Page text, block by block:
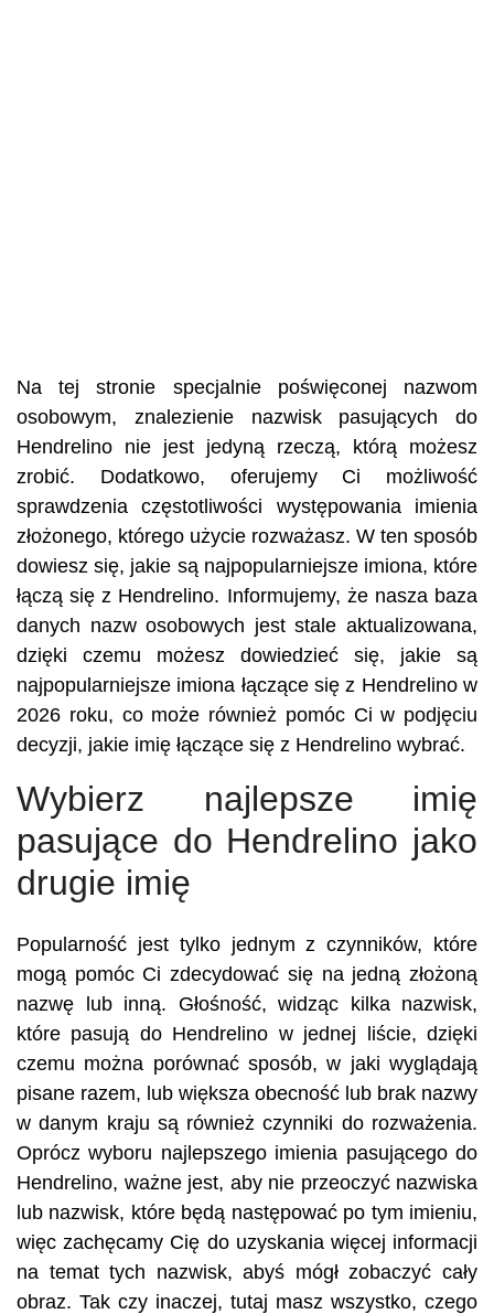
Na tej stronie specjalnie poświęconej nazwom
osobowym, znalezienie nazwisk pasujących do
Hendrelino nie jest jedyną rzeczą, którą możesz
zrobić. Dodatkowo, oferujemy Ci możliwość
sprawdzenia częstotliwości występowania imienia
złożonego, którego użycie rozważasz. W ten sposób
dowiesz się, jakie są najpopularniejsze imiona, które
łączą się z Hendrelino. Informujemy, że nasza baza
danych nazw osobowych jest stale aktualizowana,
dzięki czemu możesz dowiedzieć się, jakie są
najpopularniejsze imiona łączące się z Hendrelino w
2026 roku, co może również pomóc Ci w podjęciu
decyzji, jakie imię łączące się z Hendrelino wybrać.
Wybierz najlepsze imię
pasujące do Hendrelino jako
drugie imię
Popularność jest tylko jednym z czynników, które
mogą pomóc Ci zdecydować się na jedną złożoną
nazwę lub inną. Głośność, widząc kilka nazwisk,
które pasują do Hendrelino w jednej liście, dzięki
czemu można porównać sposób, w jaki wyglądają
pisane razem, lub większa obecność lub brak nazwy
w danym kraju są również czynniki do rozważenia.
Oprócz wyboru najlepszego imienia pasującego do
Hendrelino, ważne jest, aby nie przeoczyć nazwiska
lub nazwisk, które będą następować po tym imieniu,
więc zachęcamy Cię do uzyskania więcej informacji
na temat tych nazwisk, abyś mógł zobaczyć cały
obraz. Tak czy inaczej, tutaj masz wszystko, czego